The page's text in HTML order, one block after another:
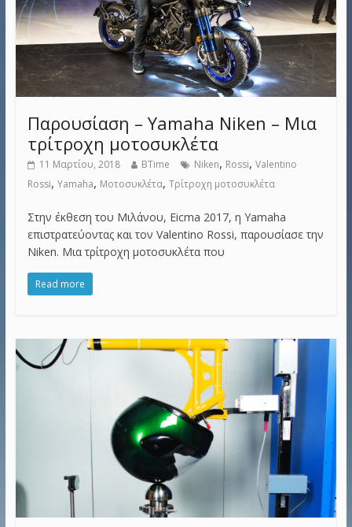
Παρουσίαση – Yamaha Niken – Μια
τρίτροχη μοτοσυκλέτα
11 Μαρτίου, 2018 BTime Niken, Rossi, Valentino
Rossi, Yamaha, Μοτοσυκλέτα, Τρίτροχη μοτοσυκλέτα
Στην έκθεση του Μιλάνου, Eicma 2017, η Yamaha
επιστρατεύοντας και τον Valentino Rossi, παρουσίασε την
Niken. Μια τρίτροχη μοτοσυκλέτα που
Read more